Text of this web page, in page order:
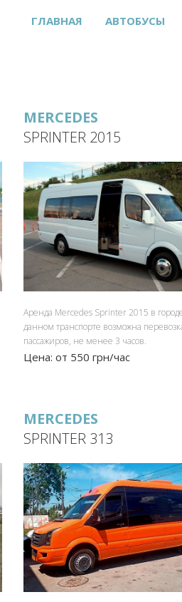
ГЛАВНАЯ АВТОБУСЫ
MERCEDES
SPRINTER 2015
Аренда Mercedes Sprinter 2015 в
данном транспорте возможна
пассажиров, не менее 3 часов.
Цена: от 550 грн/час
MERCEDES
SPRINTER 313